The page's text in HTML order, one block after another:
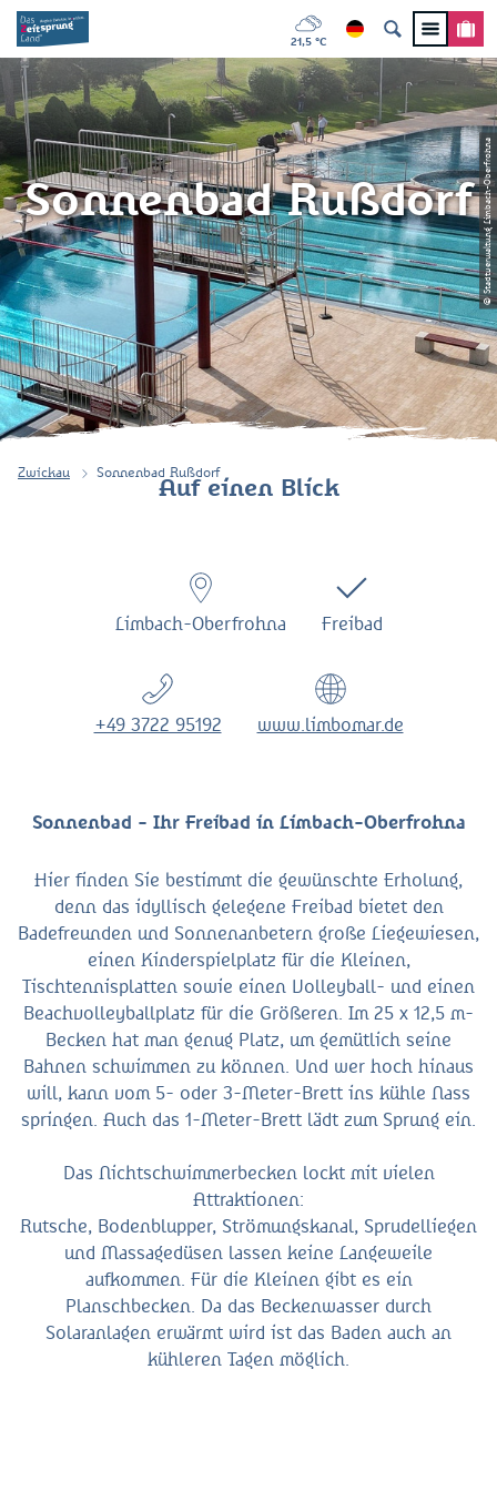
21,5 °C
© Stadtverwaltung Limbach-Oberfrohna
Sonnenbad Rußdorf
Zwickau Sonnenbad Rußdorf
Auf einen Blick
Limbach-Oberfrohna Freibad
+49 3722 95192 www.limbomar.de
Sonnenbad - Ihr Freibad in Limbach-Oberfrohna
Hier finden Sie bestimmt die gewünschte Erholung,
denn das idyllisch gelegene Freibad bietet den
Badefreunden und Sonnenanbetern große Liegewiesen,
einen Kinderspielplatz für die Kleinen,
Tischtennisplatten sowie einen Volleyball- und einen
Beachvolleyballplatz für die Größeren. Im 25 x 12,5 m-
Becken hat man genug Platz, um gemütlich seine
Bahnen schwimmen zu können. Und wer hoch hinaus
will, kann vom 5- oder 3-Meter-Brett ins kühle Nass
springen. Auch das 1-Meter-Brett lädt zum Sprung ein.
Das Nichtschwimmerbecken lockt mit vielen
Attraktionen:
Rutsche, Bodenblupper, Strömungskanal, Sprudelliegen
und Massagedüsen lassen keine Langeweile
aufkommen. Für die Kleinen gibt es ein
Planschbecken. Da das Beckenwasser durch
Solaranlagen erwärmt wird ist das Baden auch an
kühleren Tagen möglich.